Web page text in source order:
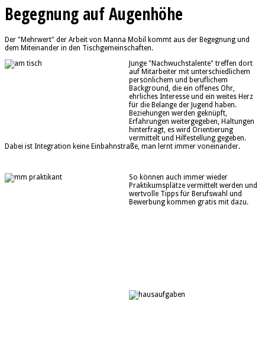
Begegnung auf Augenhöhe
Der "Mehrwert" der Arbeit von Manna Mobil kommt aus der Begegnung und
dem Miteinander in den Tischgemeinschaften.
Junge "Nachwuchstalente" treffen dort
auf Mitarbeiter mit unterschiedlichem
persönlichem und beruflichem
Background, die ein offenes Ohr,
ehrliches Interesse und ein weites Herz
für die Belange der Jugend haben.
Beziehungen werden geknüpft,
Erfahrungen weitergegeben, Haltungen
hinterfragt, es wird Orientierung
vermittelt und Hilfestellung gegeben.
Dabei ist Integration keine Einbahnstraße, man lernt immer voneinander.
So können auch immer wieder
Praktikumsplätze vermittelt werden und
wertvolle Tipps für Berufswahl und
Bewerbung kommen gratis mit dazu.